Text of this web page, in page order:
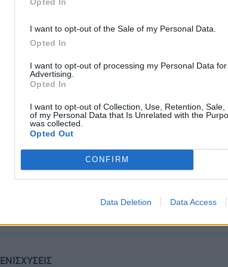
I want to opt-out of the Sale of my Personal Data.
Opted In
I want to opt-out of processing my Personal Data for
Advertising.
Opted In
I want to opt-out of Collection, Use, Retention, Sale,
of my Personal Data that Is Unrelated with the
was collected.
Opted Out
CONFIRM
Data Deletion Data Access
ΕΝΙΣΧΥΣΕΙΣ